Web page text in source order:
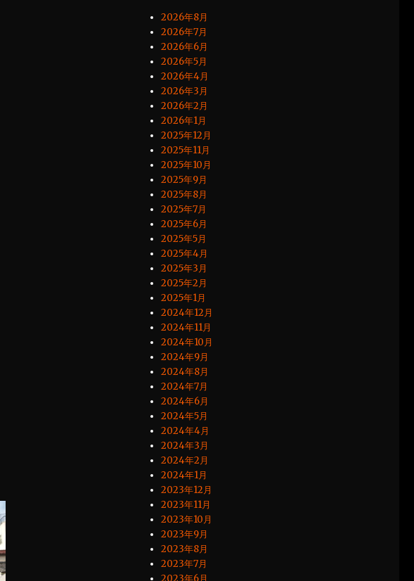
2026年8月
2026年7月
2026年6月
2026年5月
2026年4月
2026年3月
2026年2月
2026年1月
2025年12月
2025年11月
2025年10月
2025年9月
2025年8月
2025年7月
2025年6月
2025年5月
2025年4月
2025年3月
2025年2月
2025年1月
2024年12月
2024年11月
2024年10月
2024年9月
2024年8月
2024年7月
2024年6月
2024年5月
2024年4月
2024年3月
2024年2月
2024年1月
2023年12月
2023年11月
2023年10月
2023年9月
2023年8月
2023年7月
2023年6月